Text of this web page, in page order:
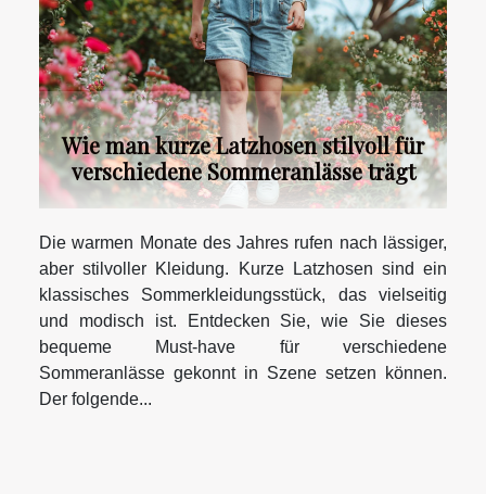
Wie man kurze Latzhosen stilvoll für
verschiedene Sommeranlässe trägt
Die warmen Monate des Jahres rufen nach lässiger,
aber stilvoller Kleidung. Kurze Latzhosen sind ein
klassisches Sommerkleidungsstück, das vielseitig
und modisch ist. Entdecken Sie, wie Sie dieses
bequeme Must-have für verschiedene
Sommeranlässe gekonnt in Szene setzen können.
Der folgende...